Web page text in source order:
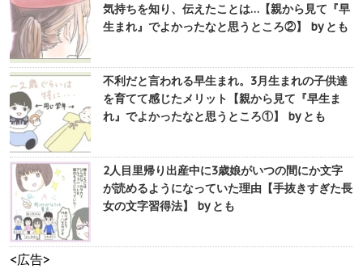
気持ちを知り、伝えたことは…【親から見て『早
生まれ』でよかったなと思うところ②】 by とも
不利だと言われる早生まれ。3月生まれの子供達
を育てて感じたメリット【親から見て『早生ま
れ』でよかったなと思うところ①】 by とも
2人目里帰り出産中に3歳娘がいつの間にか文字
が読めるようになっていた理由【手抜きすぎた長
女の文字習得法】 by とも
<広告>